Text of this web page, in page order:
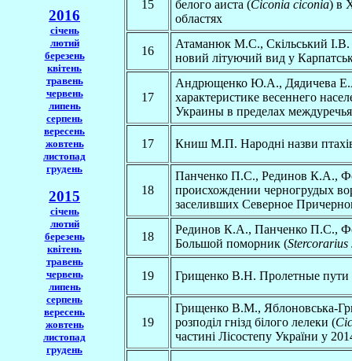
2016
січень
лютий
березень
квітень
травень
червень
липень
серпень
вересень
жовтень
листопад
грудень
2015
січень
лютий
березень
квітень
травень
червень
липень
серпень
вересень
жовтень
листопад
грудень
15
белого аиста (Ciconia ciconia) в
областях
16
Атаманюк М.С., Скільський
новий літуючий вид у
17
Андрющенко Ю.А., Дядичева
характеристике весеннего
Украины в пределах
17 Книш М.П. Народні назви
18
Панченко П.С., Рединов К.А.,
происхождении черногрудых
заселивших Северное
18
Рединов К.А., Панченко П.С.,
Большой поморник (Stercorarius
19 Грищенко В.Н. Пролетные пути
19
Грищенко В.М., Яблоновська-
розподіл гнізд білого лелеки (
частині Лісостепу України у